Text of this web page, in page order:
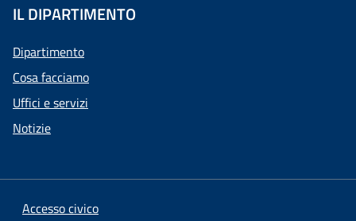
IL DIPARTIMENTO
Dipartimento
Cosa facciamo
Uffici e servizi
Notizie
Accesso civico